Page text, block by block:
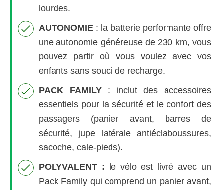
lourdes.
AUTONOMIE : la batterie performante offre
une autonomie généreuse de 230 km, vous
pouvez partir où vous voulez avec vos
enfants sans souci de recharge.
PACK FAMILY: inclut des accessoires
essentiels pour la sécurité et le confort des
passagers (panier avant, barres de
sécurité, jupe latérale antiéclaboussures,
sacoche, cale-pieds).
POLYVALENT : le vélo est livré avec un
Pack Family qui comprend un panier avant,